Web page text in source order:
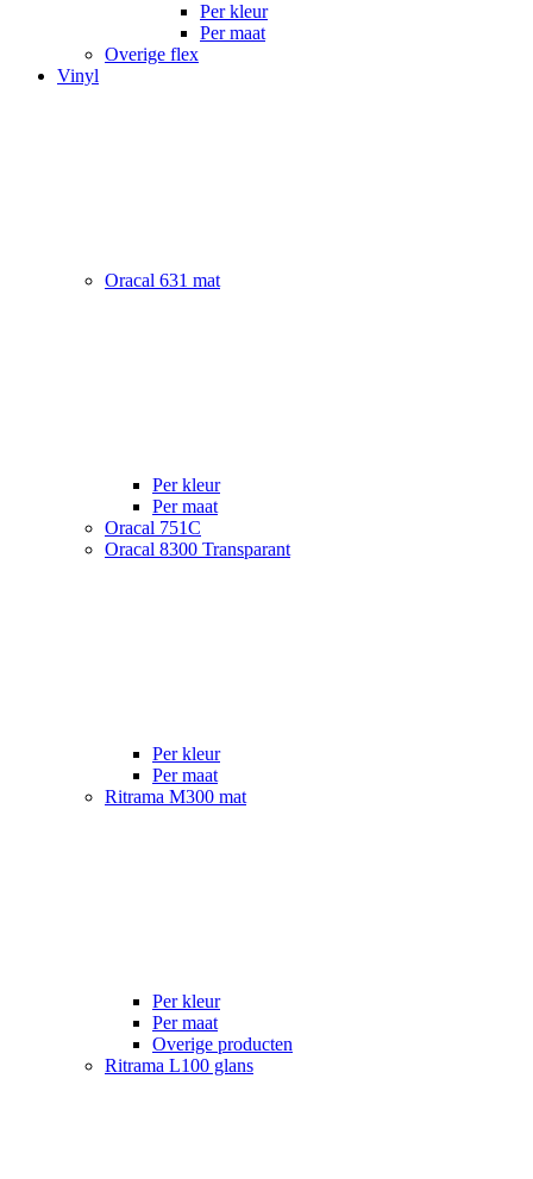
Per kleur
Per maat
Overige flex
Vinyl
Oracal 631 mat
Per kleur
Per maat
Oracal 751C
Oracal 8300 Transparant
Per kleur
Per maat
Ritrama M300 mat
Per kleur
Per maat
Overige producten
Ritrama L100 glans